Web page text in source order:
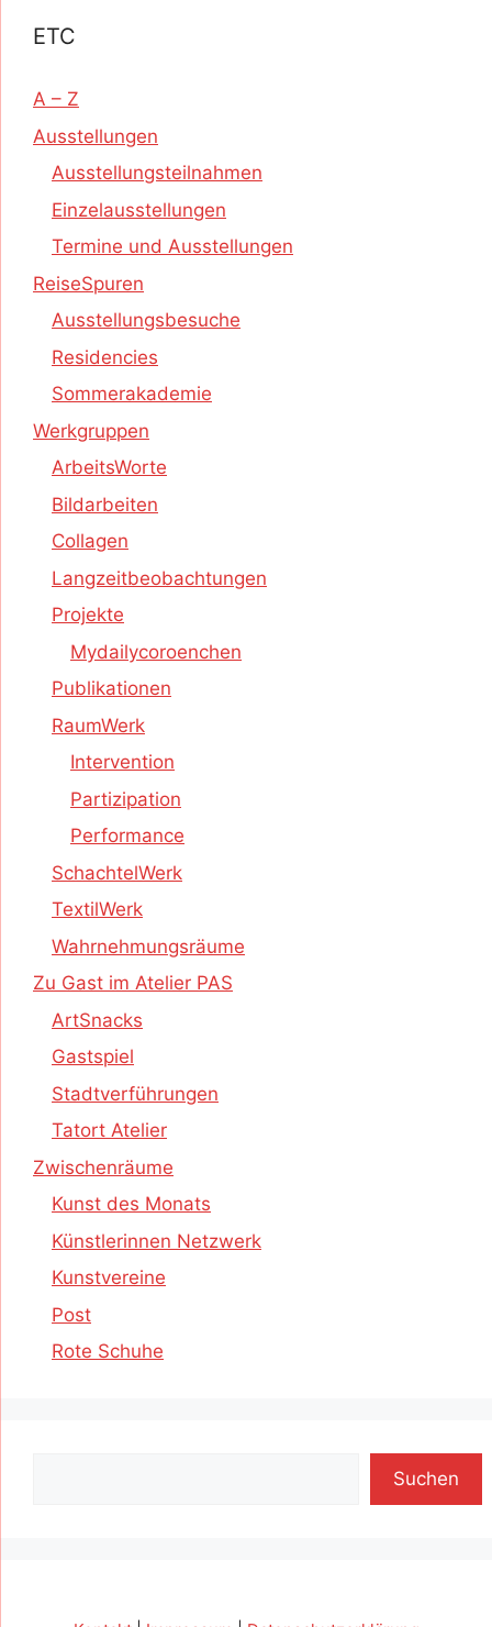
ETC
A – Z
Ausstellungen
Ausstellungsteilnahmen
Einzelausstellungen
Termine und Ausstellungen
ReiseSpuren
Ausstellungsbesuche
Residencies
Sommerakademie
Werkgruppen
ArbeitsWorte
Bildarbeiten
Collagen
Langzeitbeobachtungen
Projekte
Mydailycoroenchen
Publikationen
RaumWerk
Intervention
Partizipation
Performance
SchachtelWerk
TextilWerk
Wahrnehmungsräume
Zu Gast im Atelier PAS
ArtSnacks
Gastspiel
Stadtverführungen
Tatort Atelier
Zwischenräume
Kunst des Monats
Künstlerinnen Netzwerk
Kunstvereine
Post
Rote Schuhe
Suchen